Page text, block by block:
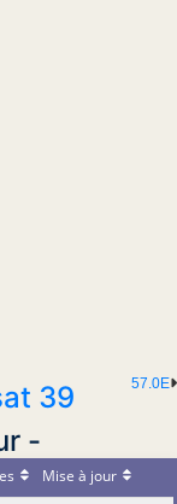
57.0E
39
-
Mise à jour